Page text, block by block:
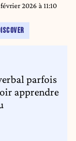
2026 à 11:10
parfois
apprendre